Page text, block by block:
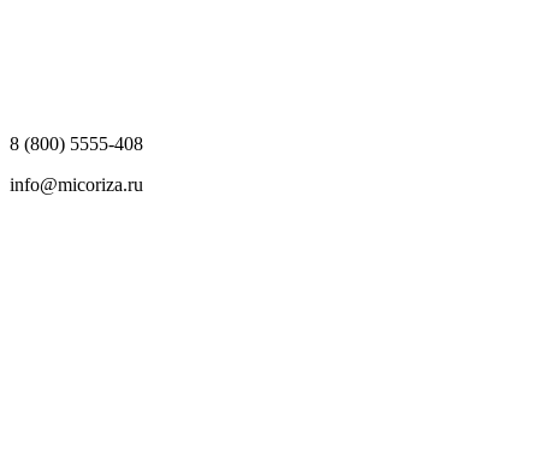
8 (800) 5555-408
info@micoriza.ru